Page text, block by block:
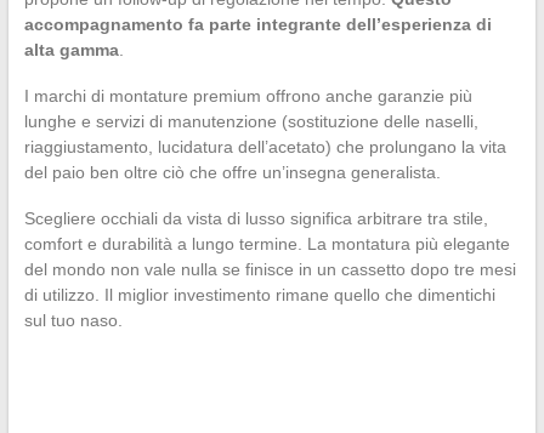
accompagnamento fa parte integrante dell’esperienza di
alta gamma.
I marchi di montature premium offrono anche garanzie più
lunghe e servizi di manutenzione (sostituzione delle naselli,
riaggiustamento, lucidatura dell’acetato) che prolungano la vita
del paio ben oltre ciò che offre un’insegna generalista.
Scegliere occhiali da vista di lusso significa arbitrare tra stile,
comfort e durabilità a lungo termine. La montatura più elegante
del mondo non vale nulla se finisce in un cassetto dopo tre mesi
di utilizzo. Il miglior investimento rimane quello che dimentichi
sul tuo naso.